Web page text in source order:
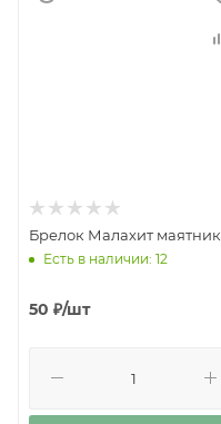
Брелок Малахит маятник
Есть в наличии: 12
50 ₽/шт